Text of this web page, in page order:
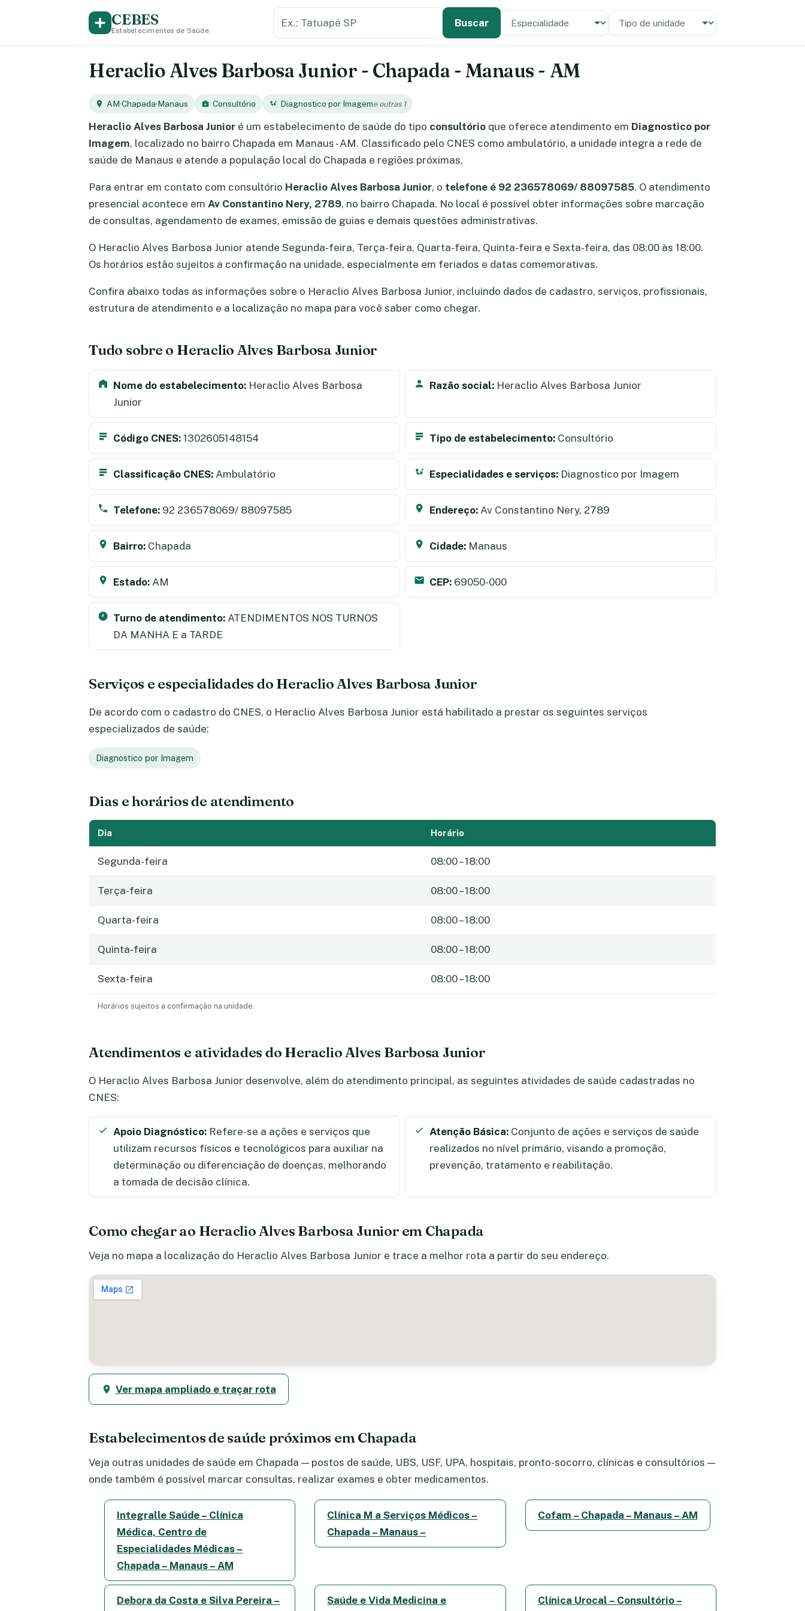
CEBES
Estabelecimentos de Saúde
Buscar Especialidade
Tipo de unidade
Heraclio Alves Barbosa Junior - Chapada - Manaus - AM
AM·Chapada·Manaus Consultório Diagnostico por Imageme outras 1
Heraclio Alves Barbosa Junior é um estabelecimento de saúde do tipo consultório que oferece atendimento em Diagnostico por
Imagem, localizado no bairro Chapada em Manaus - AM. Classificado pelo CNES como ambulatório, a unidade integra a rede de
saúde de Manaus e atende a população local do Chapada e regiões próximas.
Para entrar em contato com consultório Heraclio Alves Barbosa Junior, o telefone é 92 236578069/ 88097585. O atendimento
presencial acontece em Av Constantino Nery, 2789, no bairro Chapada. No local é possível obter informações sobre marcação
de consultas, agendamento de exames, emissão de guias e demais questões administrativas.
O Heraclio Alves Barbosa Junior atende Segunda-feira, Terça-feira, Quarta-feira, Quinta-feira e Sexta-feira, das 08:00 às 18:00.
Os horários estão sujeitos a confirmação na unidade, especialmente em feriados e datas comemorativas.
Confira abaixo todas as informações sobre o Heraclio Alves Barbosa Junior, incluindo dados de cadastro, serviços, profissionais,
estrutura de atendimento e a localização no mapa para você saber como chegar.
Tudo sobre o Heraclio Alves Barbosa Junior
Nome do estabelecimento: Heraclio Alves Barbosa
Junior
Razão social: Heraclio Alves Barbosa Junior
Código CNES: 1302605148154 Tipo de estabelecimento: Consultório
Classificação CNES: Ambulatório Especialidades e serviços: Diagnostico por Imagem
Telefone: 92 236578069/ 88097585 Endereço: Av Constantino Nery, 2789
Bairro: Chapada Cidade: Manaus
Estado: AM CEP: 69050-000
Turno de atendimento: ATENDIMENTOS NOS TURNOS
DA MANHA E a TARDE
Serviços e especialidades do Heraclio Alves Barbosa Junior
De acordo com o cadastro do CNES, o Heraclio Alves Barbosa Junior está habilitado a prestar os seguintes serviços
especializados de saúde:
Diagnostico por Imagem
Dias e horários de atendimento
Dia Horário
Segunda-feira 08:00 – 18:00
Terça-feira 08:00 – 18:00
Quarta-feira 08:00 – 18:00
Quinta-feira 08:00 – 18:00
Sexta-feira 08:00 – 18:00
Horários sujeitos a confirmação na unidade.
Atendimentos e atividades do Heraclio Alves Barbosa Junior
O Heraclio Alves Barbosa Junior desenvolve, além do atendimento principal, as seguintes atividades de saúde cadastradas no
CNES:
Apoio Diagnóstico: Refere-se a ações e serviços que
utilizam recursos físicos e tecnológicos para auxiliar na
determinação ou diferenciação de doenças, melhorando
a tomada de decisão clínica.
Atenção Básica: Conjunto de ações e serviços de saúde
realizados no nível primário, visando a promoção,
prevenção, tratamento e reabilitação.
Como chegar ao Heraclio Alves Barbosa Junior em Chapada
Veja no mapa a localização do Heraclio Alves Barbosa Junior e trace a melhor rota a partir do seu endereço.
Ver mapa ampliado e traçar rota
Estabelecimentos de saúde próximos em Chapada
Veja outras unidades de saúde em Chapada — postos de saúde, UBS, USF, UPA, hospitais, pronto-socorro, clínicas e consultórios —
onde também é possível marcar consultas, realizar exames e obter medicamentos.
Integralle Saúde – Clínica
Médica, Centro de
Especialidades Médicas –
Chapada – Manaus – AM
Clínica M a Serviços Médicos –
Chapada – Manaus –
Cofam – Chapada – Manaus – AM
Debora da Costa e Silva Pereira – Saúde e Vida Medicina e Clínica Urocal – Consultório –